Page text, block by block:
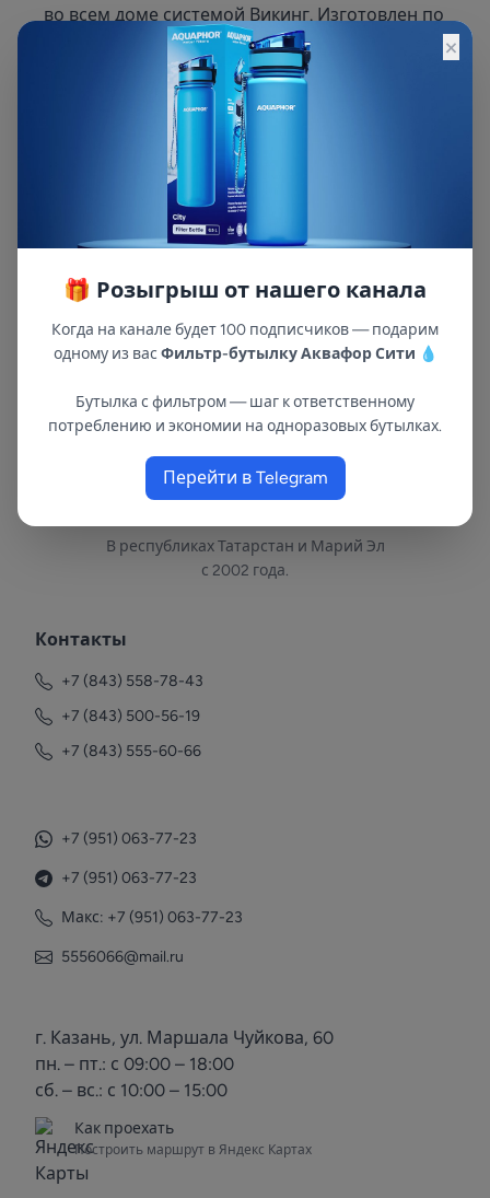
во всем доме системой Викинг. Изготовлен по
современной технологии и выполнен в виде
сорбционного карбонблока. Благодаря
уникальному коаксиальному строению и
градиентной пористости модуля, вода
очищается от взвесей, хлора, тяжелых
металлов и других загрязнителей.
Практически не снижает давления в
водопроводе. Ресурс модуля: 50 000 л*
Производительность: 25 л/мин* *
Температура фильтруемой воды, °C: +5...+90
В республиках Татарстан и Марий Эл
с 2002 года.
Контакты
+7 (843) 558-78-43
+7 (843) 500-56-19
+7 (843) 555-60-66
+7 (951) 063-77-23
+7 (951) 063-77-23
Макс: +7 (951) 063-77-23
5556066@mail.ru
г. Казань, ул. Маршала Чуйкова, 60
пн. – пт.: с 09:00 – 18:00
сб. – вс.: с 10:00 – 15:00
Как проехать
Построить маршрут в Яндекс Картах
×
🎁 Розыгрыш от нашего канала
Когда на канале будет 100 подписчиков — подарим
одному из вас Фильтр-бутылку Аквафор Сити 💧
Бутылка с фильтром — шаг к ответственному
потреблению и экономии на одноразовых бутылках.
Перейти в Telegram